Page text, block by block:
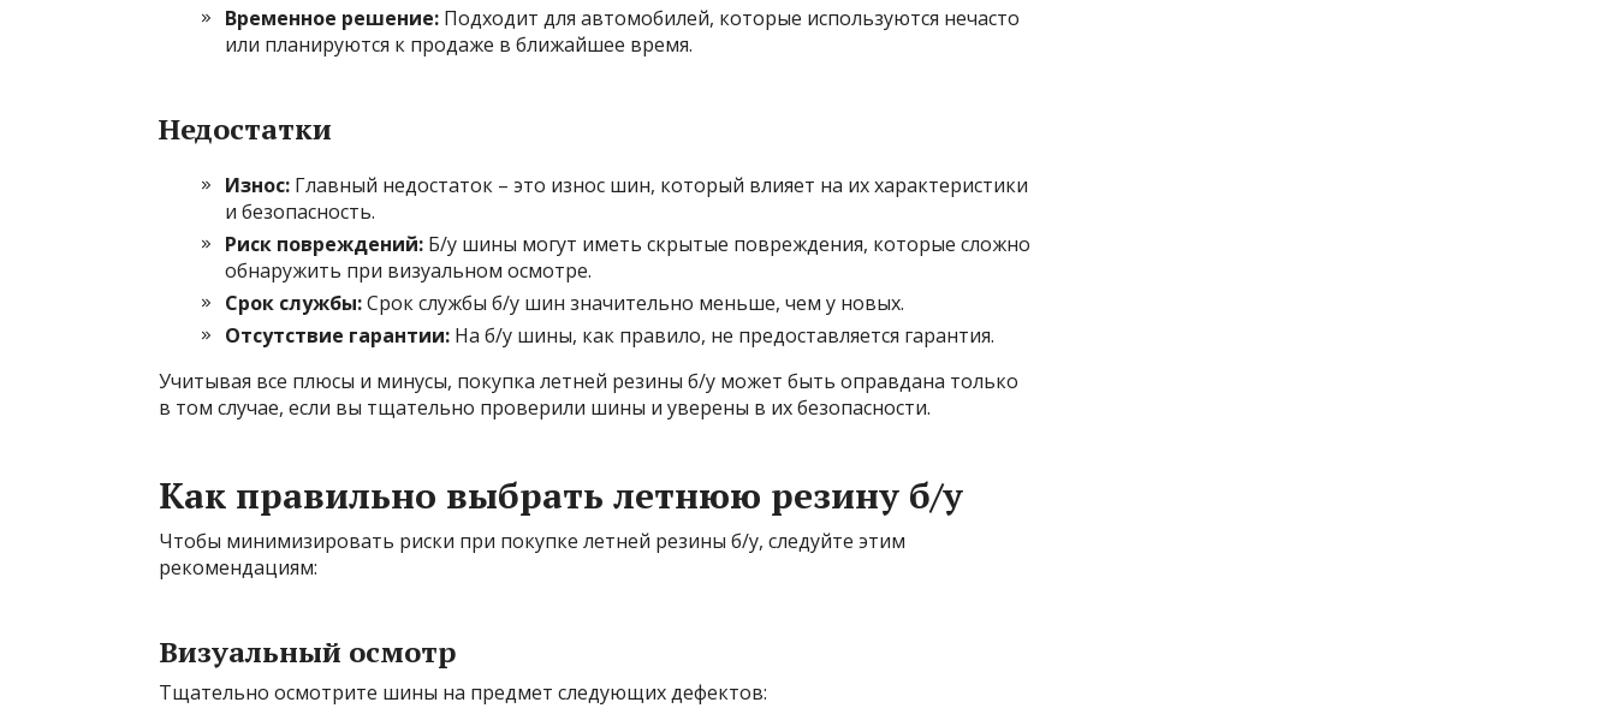
Временное решение: Подходит для автомобилей, которые используются нечасто
или планируются к продаже в ближайшее время.
Недостатки
Износ: Главный недостаток – это износ шин, который влияет на их характеристики
и безопасность.
Риск повреждений: Б/у шины могут иметь скрытые повреждения, которые сложно
обнаружить при визуальном осмотре.
Срок службы:Срок службы б/у шин значительно меньше, чем у новых.
Отсутствие гарантии: На б/у шины, как правило, не предоставляется гарантия.
Учитывая все плюсы и минусы, покупка летней резины б/у может быть оправдана только
в том случае, если вы тщательно проверили шины и уверены в их безопасности.
Как правильно выбрать летнюю резину б/у
Чтобы минимизировать риски при покупке летней резины б/у, следуйте этим
рекомендациям:
Визуальный осмотр
Тщательно осмотрите шины на предмет следующих дефектов: